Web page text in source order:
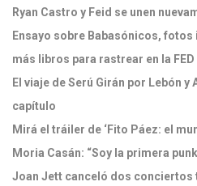
Ryan Castro y Feid se unen
Ensayo sobre Babasónicos,
más libros para rastrear en la FED
El viaje de Serú Girán por Lebón y
capítulo
Mirá el tráiler de ‘Fito Páez: el
Moria Casán: “Soy la primera
Joan Jett canceló dos conciertos